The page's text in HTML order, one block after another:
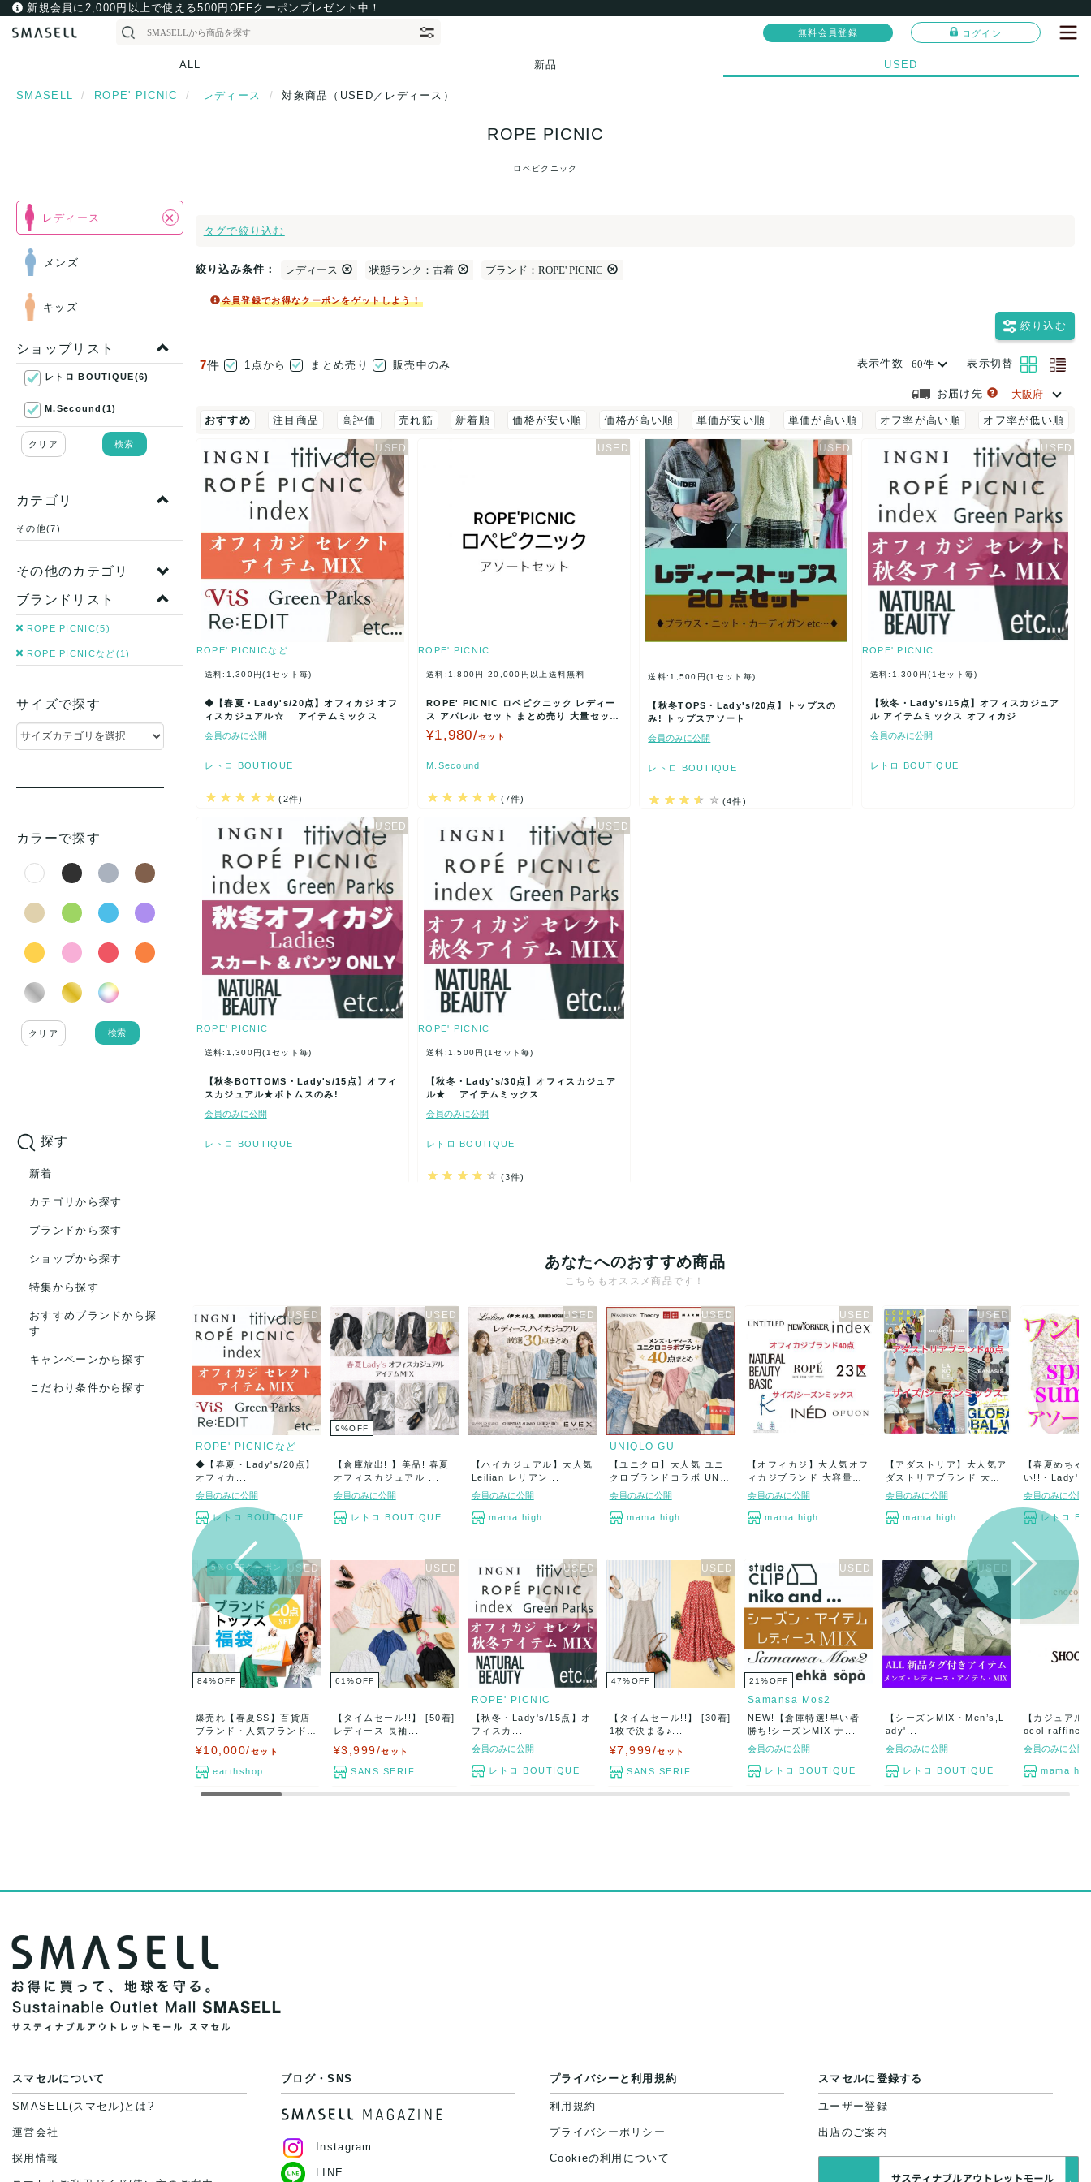
新規会員に2,000円以上で使える500円OFFクーポンプレゼント中！
無料会員登録 ログイン
ALL 新品 USED
SMASELL ROPE' PICNIC レディース 対象商品（USED／レディース）
ROPE PICNIC
ロペピクニック
レディース ×
メンズ
キッズ
ショップリスト
レトロ BOUTIQUE(6)
M.Secound(1)
クリア 検索
カテゴリ
その他(7)
その他のカテゴリ
ブランドリスト
ROPE PICNIC(5)
ROPE PICNICなど(1)
サイズで探す
カラーで探す
クリア 検索
探す
新着
カテゴリから探す
ブランドから探す
ショップから探す
特集から探す
おすすめブランドから探
す
キャンペーンから探す
こだわり条件から探す
タグで絞り込む
絞り込み条件： レディース 状態ランク：古着 ブランド：ROPE' PICNIC
会員登録でお得なクーポンをゲットしよう！
絞り込む
7件 1点から まとめ売り 販売中のみ 表示件数 表示切替
お届け先
おすすめ 注目商品 高評価 売れ筋 新着順 価格が安い順 価格が高い順 単価が安い順 単価が高い順 オフ率が高い順 オフ率が低い順
ROPE' PICNICなど
送料:1,300円(1セット毎)
◆【春夏・Lady's/20点】オフィカジ オフ
ィスカジュアル☆ アイテムミックス
会員のみに公開
レトロ BOUTIQUE
(2件)
ROPE' PICNIC
送料:1,800円 20,000円以上送料無料
ROPE' PICNIC ロペピクニック レディー
ス アパレル セット まとめ売り 大量セット
ト…
¥1,980/セット
M.Secound
(7件)
送料:1,500円(1セット毎)
【秋冬TOPS・Lady's/20点】トップスの
み! トップスアソート
会員のみに公開
レトロ BOUTIQUE
(4件)
ROPE' PICNIC
送料:1,300円(1セット毎)
【秋冬・Lady's/15点】オフィスカジュア
ル アイテムミックス オフィカジ
会員のみに公開
レトロ BOUTIQUE
ROPE' PICNIC
送料:1,300円(1セット毎)
【秋冬BOTTOMS・Lady's/15点】オフィ
スカジュアル★ボトムスのみ!
会員のみに公開
レトロ BOUTIQUE
ROPE' PICNIC
送料:1,500円(1セット毎)
【秋冬・Lady's/30点】オフィスカジュア
ル★ アイテムミックス
会員のみに公開
レトロ BOUTIQUE
(3件)
あなたへのおすすめ商品
こちらもオススメ商品です！
ROPE' PICNICなど
◆【春夏・Lady's/20点】
オフィカ...
会員のみに公開
レトロ BOUTIQUE
9%OFF
【倉庫放出! 】美品! 春夏
オフィスカジュアル ...
会員のみに公開
レトロ BOUTIQUE
【ハイカジュアル】大人気
Leilian レリアン...
会員のみに公開
mama high
UNIQLO GU
【ユニクロ】大人気 ユニ
クロブランドコラボ UN
I...
会員のみに公開
mama high
【オフィカジ】大人気オフ
ィカジブランド 大容量
4...
会員のみに公開
mama high
【アダストリア】大人気ア
ダストリアブランド 大容
量...
会員のみに公開
mama high
【春夏めちゃ
い!!・Lady'...
会員のみに公開
レトロ
5％OFFクーポン
84%OFF
爆売れ【春夏SS】百貨店
ブランド・人気ブランドな
¥10,000/セット
earthshop
61%OFF
【タイムセール!!】 [50着]
レディース 長袖...
¥3,999/セット
SANS SERIF
ROPE' PICNIC
【秋冬・Lady's/15点】オ
フィスカ...
会員のみに公開
レトロ BOUTIQUE
47%OFF
【タイムセール!!】 [30着]
1枚で決まる♪...
¥7,999/セット
SANS SERIF
21%OFF
Samansa Mos2
NEW!【倉庫特選!早い者
勝ち!シーズンMIX ナ...
会員のみに公開
レトロ BOUTIQUE
【シーズンMIX・Men’s,L
ady'...
会員のみに公開
レトロ BOUTIQUE
【カジュアル
ocol
会員のみに公開
mama
スマセルについて
SMASELL(スマセル)とは?
運営会社
採用情報
ブログ・SNS
Instagram
LINE
プライバシーと利用規約
利用規約
プライバシーポリシー
Cookieの利用について
スマセルに登録する
ユーザー登録
出店のご案内